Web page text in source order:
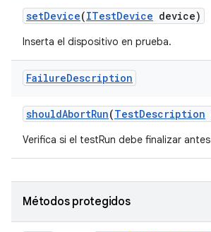
setDevice(ITestDevice device)
Inserta el dispositivo en prueba.
FailureDescription
shouldAbortRun(TestDescription
Verifica si el testRun debe finalizar
Métodos protegidos